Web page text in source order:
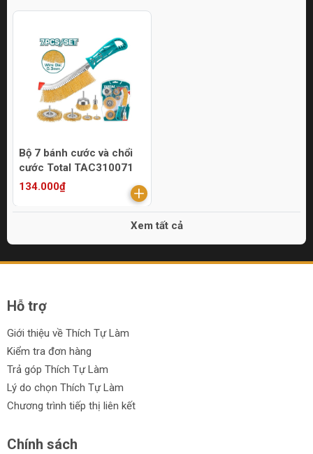
Bộ 7 bánh cước và chổi
cước Total TAC310071
134.000₫
Xem tất cả
Hỗ trợ
Giới thiệu về Thích Tự Làm
Kiểm tra đơn hàng
Trả góp Thích Tự Làm
Lý do chọn Thích Tự Làm
Chương trình tiếp thị liên kết
Chính sách